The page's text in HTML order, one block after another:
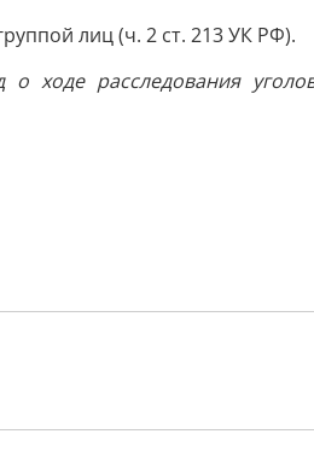
лиц (ч. 2 ст. 213 УК РФ).
ходе расследования